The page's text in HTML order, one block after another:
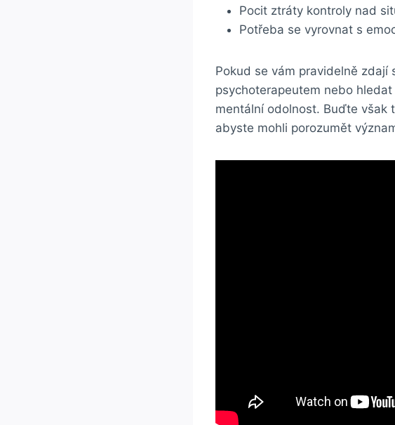
Pocit‍ ztráty kontroly nad
Potřeba⁢ se vyrovnat s
Pokud se vám pravidelně
psychoterapeutem‍ nebo
mentální odolnost. Buďte však
abyste mohli​ porozumět